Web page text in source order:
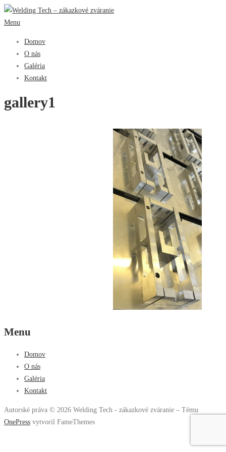
Prejsť
na
Menu
Domov
O nás
Galéria
Kontakt
gallery1
Menu
Domov
O nás
Galéria
Kontakt
Autorské práva © 2026 Welding Tech - zákazkové zváranie – Tému
OnePress vytvoril FameThemes